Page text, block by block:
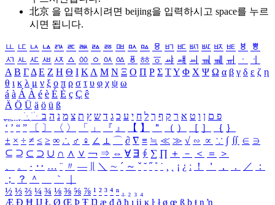
北京 을 입력하시려면 beijing을 입력하시고 space를 누르
시면 됩니다.
ㅥ ㅦ ㅧ ㅨ ㅩ ㅪ ㅫ ㅬ ㅭ ㅮ ㅯ ㅰ ㅱ ㅲ ㅳ ㅴ ㅵ ㅶ ㅷ ㅸ
ㅹ
ㅺ ㅻ ㅼ ㅽ ㅾ ㅿ ㆀ ㆁ ㆂ ㆃ ㆄ ㆅ ㆆ ㆇ ㆈ ㆉ ㆊ ㆋ ㆌ ㆍ
ㆎ
Α Β ΓΔ Ε Ζ Η Θ Ι ΚΛ Μ Ν Ξ Ο Π Ρ Σ ΤΥ Φ Χ Ψ Ω α β γ δ ε ζ η
θ ι κ λ μ ν ξ ο π ρ σ τ υ φ χ ψ ω
á à Á À é è É È ç Ç ê
Ä Ö Ü ä ö ü ß
ִֶֹ ֻּ ׁׂ פ ם ן ו ט א ר ק ף ך ל ח י ע כ ג ד ש ץ ת צ מ נ ה ב
‘ ’ “ ” 〔 〕 〈 〉 「 」 『 』 【 】 ＂ （ ） ［ ］ ｛ ｝
± × ÷ ≠ ≤ ≥ ∞ ∴ ♂ ♀ ∠ ⊥ ⌒ ∂ ∇ ≡ ≒ ≪ ≫ √ ∽ ∝ ∵ ∫ ∬ ∈ ∋
⊆ ⊇ ⊂ ⊃ ∪ ∩ ∧ ∨ ￢ ⇒ ⇔ ∀ ∃ ∮ ∑ ∏ ＋ － ＜ ＝
＞
、
。 · ‥ … ¨ 〃 ― ＼ ∼ ´ ～ ˇ ˘ ˝ ˚ ˙ ¸ ¡ ¿ ː ！ ＇ ， ． ／
：
；
？ ＾ ｀
½ ⅓ ⅔ ¼ ¾ ⅛ ⅜ ⅝ ⅞ ¹ ² ³ ⁴ ⁿ ₁ ₂ ₃ ₄
Æ Ð Ħ Ĳ Ł Ø Œ Þ Ŧ Ŋ æ đ ð ħ ı ĳ ĸ ŀ ł ø œ ß þ ŧ ŋ ŉ